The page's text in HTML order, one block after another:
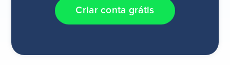
Criar conta grátis